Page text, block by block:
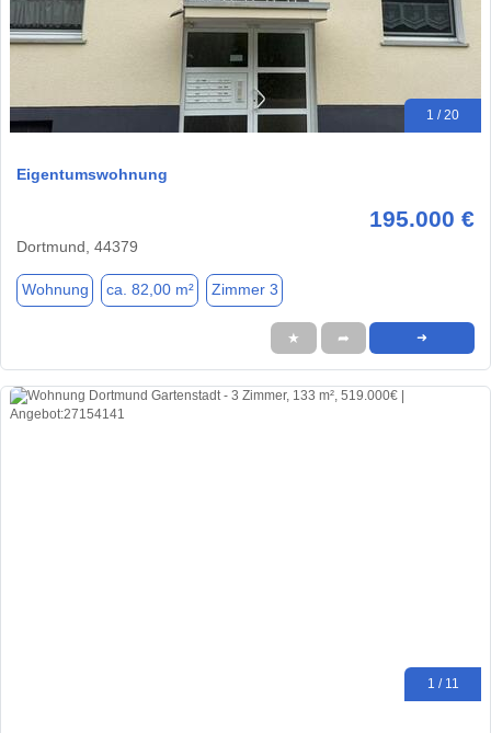
1 / 20
Eigentumswohnung
195.000 €
Dortmund, 44379
Wohnung ca. 82,00 m² Zimmer 3
★ ➦ ➜
1 / 11